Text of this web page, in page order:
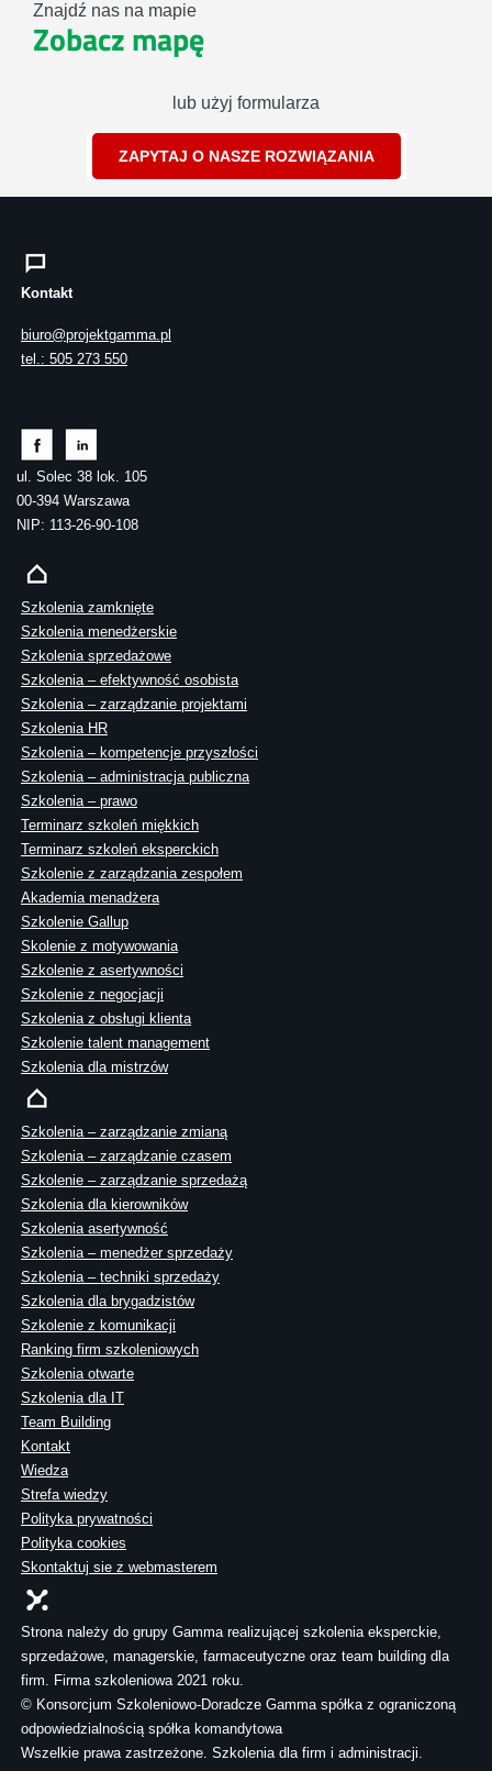
Znajdź nas na mapie
Zobacz mapę
lub użyj formularza
ZAPYTAJ O NASZE ROZWIĄZANIA
Kontakt
biuro@projektgamma.pl
tel.: 505 273 550
ul. Solec 38 lok. 105
00-394 Warszawa
NIP: 113-26-90-108
Szkolenia zamknięte
Szkolenia menedżerskie
Szkolenia sprzedażowe
Szkolenia – efektywność osobista
Szkolenia – zarządzanie projektami
Szkolenia HR
Szkolenia – kompetencje przyszłości
Szkolenia – administracja publiczna
Szkolenia – prawo
Terminarz szkoleń miękkich
Terminarz szkoleń eksperckich
Szkolenie z zarządzania zespołem
Akademia menadżera
Szkolenie Gallup
Skolenie z motywowania
Szkolenie z asertywności
Szkolenie z negocjacji
Szkolenia z obsługi klienta
Szkolenie talent management
Szkolenia dla mistrzów
Szkolenia – zarządzanie zmianą
Szkolenia – zarządzanie czasem
Szkolenie – zarządzanie sprzedażą
Szkolenia dla kierowników
Szkolenia asertywność
Szkolenia – menedżer sprzedaży
Szkolenia – techniki sprzedaży
Szkolenia dla brygadzistów
Szkolenie z komunikacji
Ranking firm szkoleniowych
Szkolenia otwarte
Szkolenia dla IT
Team Building
Kontakt
Wiedza
Strefa wiedzy
Polityka prywatności
Polityka cookies
Skontaktuj sie z webmasterem
Strona należy do grupy Gamma realizującej szkolenia eksperckie,
sprzedażowe, managerskie, farmaceutyczne oraz team building dla
firm. Firma szkoleniowa 2021 roku.
© Konsorcjum Szkoleniowo-Doradcze Gamma spółka z ograniczoną
odpowiedzialnością spółka komandytowa
Wszelkie prawa zastrzeżone. Szkolenia dla firm i administracji.